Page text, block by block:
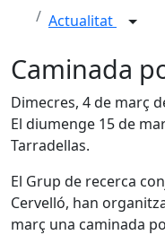
Actualitat
Caminada
Dimecres, 4 de març
El diumenge 15 de
Tarradellas.
El Grup de recerca
Cervelló, han
març una caminada